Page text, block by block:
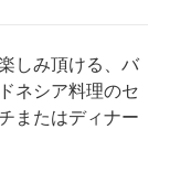
しみ頂ける、バ
ネシア料理のセ
またはディナー